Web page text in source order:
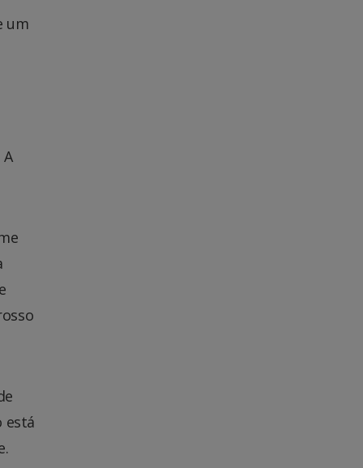
um
está